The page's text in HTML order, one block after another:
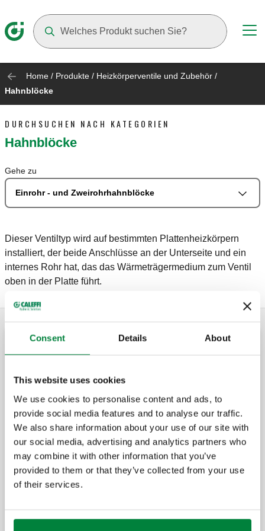
Consent Details About
This website uses cookies
We use cookies to personalise content and ads, to
provide social media features and to analyse our traffic.
We also share information about your use of our site with
our social media, advertising and analytics partners who
may combine it with other information that you’ve
provided to them or that they’ve collected from your use
of their services.
Home / Produkte / Heizkörperventile und Zubehör /
Hahnblöcke
DURCHSUCHEN NACH KATEGORIEN
Hahnblöcke
Gehe zu
Einrohr - und Zweirohrhahnblöcke
Dieser Ventiltyp wird auf bestimmten Plattenheizkörpern
installiert, der beide Anschlüsse an der Unterseite und ein
internes Rohr hat, das das Wärmeträgermedium zum Ventil
oben in der Platte führt.
Winkelform (Anschluss von hinten)
Zweirohr-Hahnblock für Heizkörper.
Zweirohr-Hahnblock für Heizkörper.